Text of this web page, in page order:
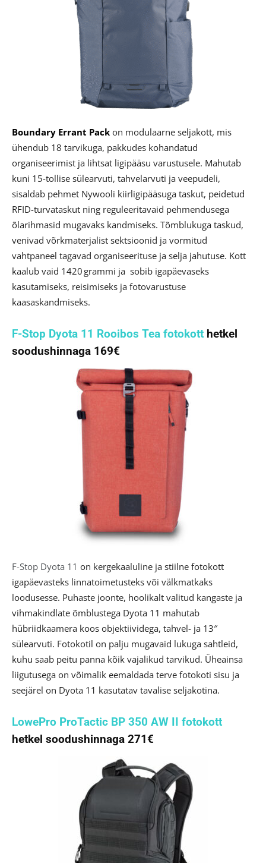
Boundary Errant Pack on modulaarne seljakott, mis
ühendub 18 tarvikuga, pakkudes kohandatud
organiseerimist ja lihtsat ligipääsu varustusele. Mahutab
kuni 15-tollise sülearvuti, tahvelarvuti ja veepudeli,
sisaldab pehmet Nywooli kiirligipääsuga taskut, peidetud
RFID-turvataskut ning reguleeritavaid pehmendusega
õlarihmasid mugavaks kandmiseks. Tõmblukuga taskud,
venivad võrkmaterjalist sektsioonid ja vormitud
vahtpaneel tagavad organiseerituse ja selja jahutuse. Kott
kaalub vaid 1420 grammi ja sobib igapäevaseks
kasutamiseks, reisimiseks ja fotovarustuse
kaasaskandmiseks.
F-Stop Dyota 11 Rooibos Tea fotokott hetkel
soodushinnaga 169€
F-Stop Dyota 11 on kergekaaluline ja stiilne fotokott
igapäevasteks linnatoimetusteks või välkmatkaks
loodusesse. Puhaste joonte, hoolikalt valitud kangaste ja
vihmakindlate õmblustega Dyota 11 mahutab
hübriidkaamera koos objektiividega, tahvel- ja 13″
sülearvuti. Fotokotil on palju mugavaid lukuga sahtleid,
kuhu saab peitu panna kõik vajalikud tarvikud. Üheainsa
liigutusega on võimalik eemaldada terve fotokoti sisu ja
seejärel on Dyota 11 kasutatav tavalise seljakotina.
LowePro ProTactic BP 350 AW II fotokott
hetkel soodushinnaga 271€